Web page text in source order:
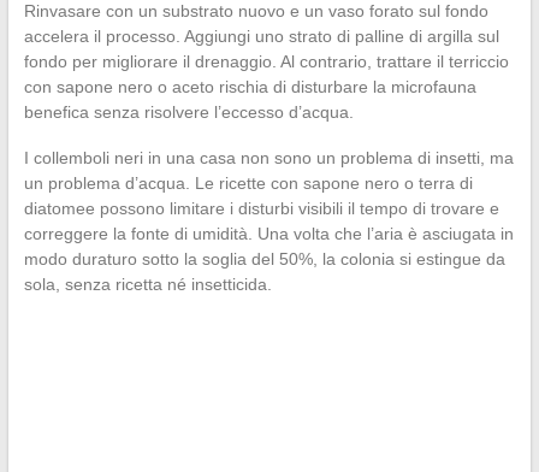
Rinvasare con un substrato nuovo e un vaso forato sul fondo
accelera il processo. Aggiungi uno strato di palline di argilla sul
fondo per migliorare il drenaggio. Al contrario, trattare il terriccio
con sapone nero o aceto rischia di disturbare la microfauna
benefica senza risolvere l’eccesso d’acqua.
I collemboli neri in una casa non sono un problema di insetti, ma
un problema d’acqua. Le ricette con sapone nero o terra di
diatomee possono limitare i disturbi visibili il tempo di trovare e
correggere la fonte di umidità. Una volta che l’aria è asciugata in
modo duraturo sotto la soglia del 50%, la colonia si estingue da
sola, senza ricetta né insetticida.